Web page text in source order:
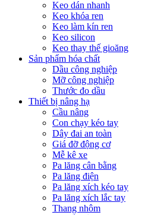
Keo dán nhanh
Keo khóa ren
Keo làm kín ren
Keo silicon
Keo thay thế gioăng
Sản phẩm hóa chất
Dầu công nghiệp
Mỡ công nghiệp
Thước đo dầu
Thiết bị nâng hạ
Cầu nâng
Con chạy kéo tay
Dây đai an toàn
Giá đỡ động cơ
Mễ kê xe
Pa lăng cân bằng
Pa lăng điện
Pa lăng xích kéo tay
Pa lăng xích lắc tay
Thang nhôm